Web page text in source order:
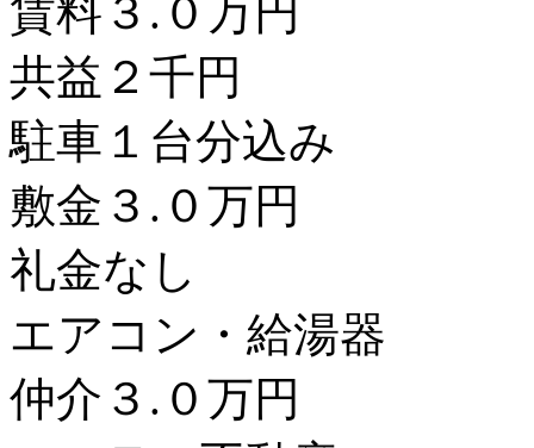
賃料３.０万円
共益２千円
駐車１台分込み
敷金３.０万円
礼金なし
エアコン・給湯器
仲介３.０万円